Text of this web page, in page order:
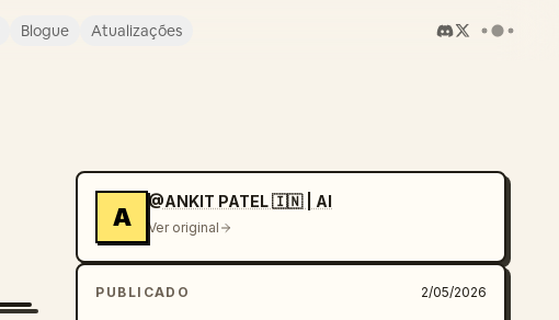
Blogue Atualizações
A
@ANKIT PATEL 🇮🇳 | AI
Ver original
PUBLICADO 2/05/2026